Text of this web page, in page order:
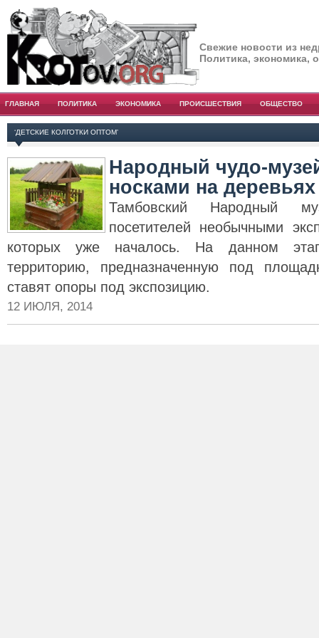
Свежие новости из
Политика, экономика,
ГЛАВНАЯ ПОЛИТИКА ЭКОНОМИКА ПРОИСШЕСТВИЯ ОБЩЕСТВО
‘ДЕТСКИЕ КОЛГОТКИ ОПТОМ’
Народный чудо-
носками на деревьях
Тамбовский Народный
посетителей необычными
которых уже началось. На данном
территорию, предназначенную под
ставят опоры под экспозицию.
12 ИЮЛЯ, 2014